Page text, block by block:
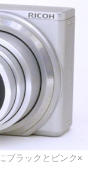
ブラックとピンク×